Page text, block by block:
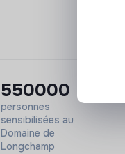
550000
personnes
sensibilisées au
Domaine de
Longchamp